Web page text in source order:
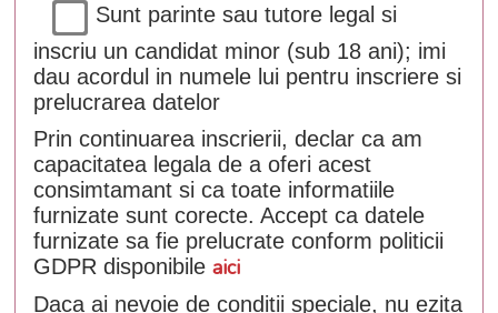
Sunt parinte sau tutore legal si
inscriu un candidat minor (sub 18 ani); imi
dau acordul in numele lui pentru inscriere si
prelucrarea datelor
Prin continuarea inscrierii, declar ca am
capacitatea legala de a oferi acest
consimtamant si ca toate informatiile
furnizate sunt corecte. Accept ca datele
furnizate sa fie prelucrate conform politicii
GDPR disponibile aici
Daca ai nevoie de conditii speciale, nu ezita